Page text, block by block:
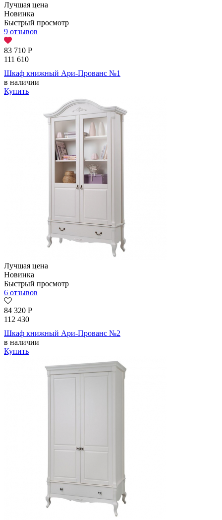
Лучшая цена
Новинка
Быстрый просмотр
9 отзывов
83 710 Р
111 610
Шкаф книжный Ари-Прованс №1
в наличии
Купить
Лучшая цена
Новинка
Быстрый просмотр
6 отзывов
84 320 Р
112 430
Шкаф книжный Ари-Прованс №2
в наличии
Купить